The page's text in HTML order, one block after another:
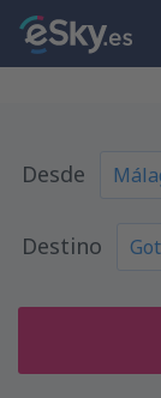
Desde
Destino